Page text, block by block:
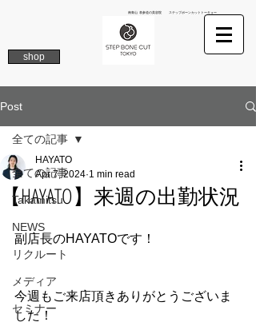
南青山 表参道の美容院 ステップボーンカットトーキョー
shop
Post
全ての記事
Takamitsu
NEWS
リクルート
メディア
セミナー
全ての記事
【HAYATO】来週の出勤状況
HAYATO
Apr 7, 2024 1 min read
副店長のHAYATOです！
今週もご来店頂きありがとうございま
した！